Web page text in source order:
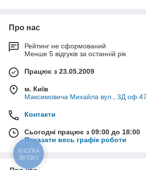
Про нас
Рейтинг не сформований
Менше 5 відгуків за останній рік
Працює з 23.05.2009
м. Київ
Максимовича Михайла вул., 3Д
Контакти
Сьогодні працює з 09:00 до 18:00
Показати весь графік роботи
КНОПКА
ЗВ'ЯЗКУ